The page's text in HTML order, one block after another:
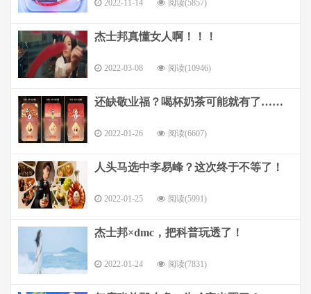
2022-11-14 阅读(5857)
杰士邦真懂女人啊！！！
2022-03-08 阅读(10946)
还缺敬业福？喝杯奶茶可能就有了……
2022-01-26 阅读(6607)
人头马选中李易峰？这次终于不等了！
2022-01-25 阅读(5991)
杰士邦×dmc，把科普玩透了！
2022-01-24 阅读(7831)